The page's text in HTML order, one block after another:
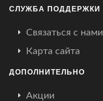
СЛУЖБА ПОДДЕРЖКИ
Связаться с нами
Карта сайта
ДОПОЛНИТЕЛЬНО
Акции